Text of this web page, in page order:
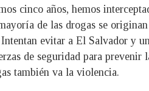
cinco años, hemos
de las drogas se
evitar a El Salvador y
de seguridad para prevenir
también va la violencia.